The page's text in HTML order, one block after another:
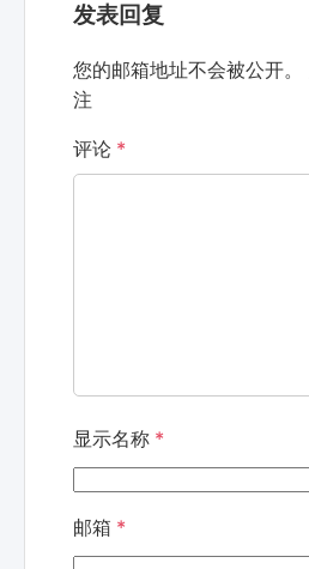
发表回复
您的邮箱地址不会被公开。
注
评论 *
显示名称 *
邮箱 *